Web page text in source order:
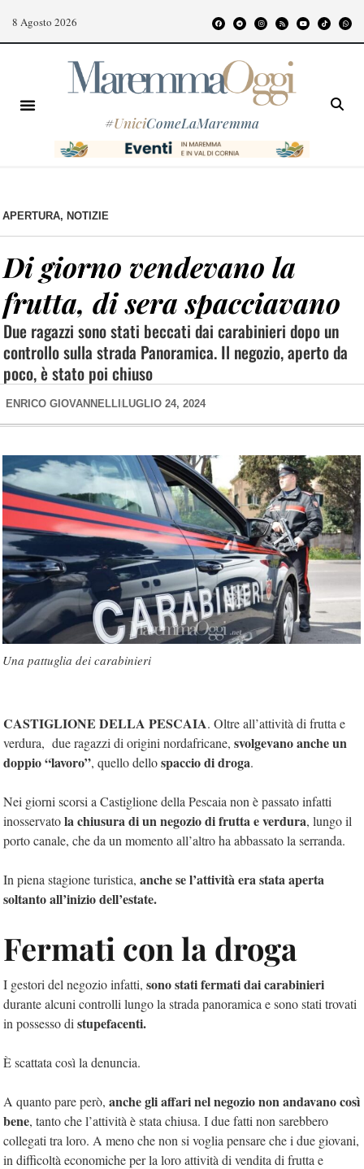
8 Agosto 2026
#UniciComeLaMaremma
APERTURA, NOTIZIE
Di giorno vendevano la
frutta, di sera spacciavano
Due ragazzi sono stati beccati dai carabinieri dopo un
controllo sulla strada Panoramica. Il negozio, aperto da
poco, è stato poi chiuso
ENRICO GIOVANNELLI LUGLIO 24, 2024
Una pattuglia dei carabinieri
CASTIGLIONE DELLA PESCAIA. Oltre all’attività di frutta e
verdura, due ragazzi di origini nordafricane, svolgevano anche un
doppio “lavoro”, quello dellospaccio di droga.
Nei giorni scorsi a Castiglione della Pescaia non è passato infatti
inosservatola chiusura di un negozio di frutta e verdura, lungo il
porto canale, che da un momento all’altro ha abbassato la serranda.
In piena stagione turistica, anche se l’attività era stata aperta
soltanto all’inizio dell’estate.
Fermati con la droga
I gestori del negozio infatti, sono stati fermati dai carabinieri
durante alcuni controlli lungo la strada panoramica e sono stati trovati
in possesso di stupefacenti.
È scattata così la denuncia.
A quanto pare però, anche gli affari nel negozio non andavano così
bene, tanto che l’attività è stata chiusa. I due fatti non sarebbero
collegati tra loro. A meno che non si voglia pensare che i due giovani,
in difficoltà economiche per la loro attività di vendita di frutta e